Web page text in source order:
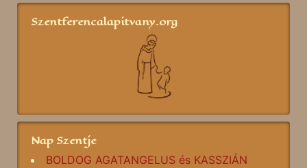
Szentferencalapitvany.org
Nap Szentje
BOLDOG AGATANGELUS és KASSZIÁN